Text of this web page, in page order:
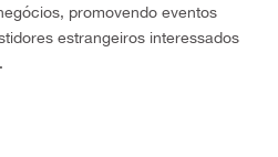
promovendo eventos
estrangeiros interessados